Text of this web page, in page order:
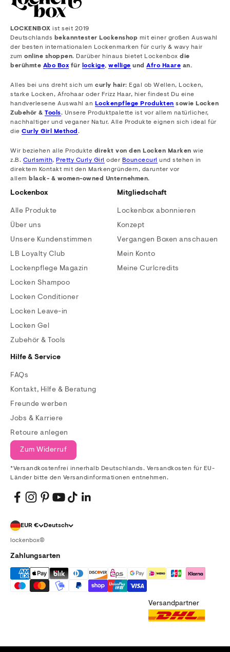
LOCKENBOX ist seit 2019
Deutschlands bekanntester Lockenshop mit einer großen Auswahl
der besten internationalen Lockenmarken für curly & wavy hair
zum online shoppen. Darüber hinaus bietet Lockenbox die
berühmte Abo Box für lockige, wellige und Afro Haare an.
Alles bei uns dreht sich um curly hair: Egal ob Wellen, Locken,
starke Locken, Afrohaar oder Frizz Haar, hier findest Du eine
handverlesene Auswahl an Lockenpflege Produkten sowie Locken
Zubehör & Tools. Unsere Produktpalette ist vor allem natürlicher,
nachhaltiger und veganer Natur. Alle Produkte eignen sich ideal für
die Curly Girl Method .
Wir beziehen alle Produkte direkt von den Locken Marken wie
z.B. Curlsmith, Pretty Curly Girl oder Bouncecurl und stehen in
direktem Kontakt mit den Markengründern, darunter vor
allem black- & women-owned Unternehmen.
Lockenbox
Alle Produkte
Über uns
Unsere Kundenstimmen
LB Loyalty Club
Lockenpflege Magazin
Locken Shampoo
Locken Conditioner
Locken Leave-in
Locken Gel
Zubehör & Tools
Mitgliedschaft
Lockenbox abonnieren
Konzept
Vergangen Boxen anschauen
Mein Konto
Meine Curlcredits
Hilfe & Service
FAQs
Kontakt, Hilfe & Beratung
Freunde werben
Jobs & Karriere
Retoure anlegen
Zum Widerruf
*Versandkostenfrei innerhalb Deutschlands. Versandkosten für EU-
Länder bitte den Versandinformationen entnehmen.
EUR € Deutsch
lockenbox®
Zahlungsarten
Versandpartner